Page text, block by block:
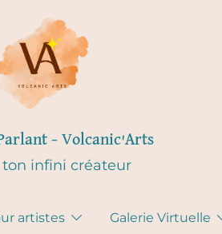
– Volcanic'Arts
ton infini créateur
artistes Galerie Virtuelle